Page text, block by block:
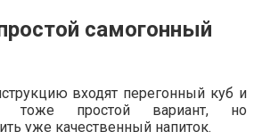
самогонный
входят перегонный куб и
тоже простой вариант, но
уже качественный напиток.